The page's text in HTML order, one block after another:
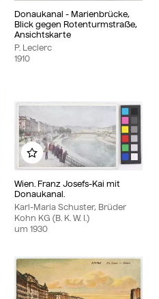
Donaukanal - Marienbrücke,
Blick gegen Rotenturmstraße,
Ansichtskarte
P. Leclerc
1910
Wien. Franz Josefs-Kai mit
Donaukanal.
Karl-Maria Schuster, Brüder
Kohn KG (B. K. W. I.)
um 1930
Zu meinem Album